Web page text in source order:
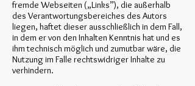
fremde Webseiten („Links”), die außerhalb
des Verantwortungsbereiches des Autors
liegen, haftet dieser ausschließlich in dem Fall,
in dem er von den Inhalten Kenntnis hat und es
ihm technisch möglich und zumutbar wäre, die
Nutzung im Falle rechtswidriger Inhalte zu
verhindern.